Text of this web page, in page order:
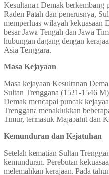
Kesultanan Demak berkembang
Raden Patah dan penerusnya,
memperluas wilayah kekuasaan
besar Jawa Tengah dan Jawa
hubungan dagang dengan
Asia Tenggara.
Masa Kejayaan
Masa kejayaan Kesultanan
Sultan Trenggana (1521-1546
Demak mencapai puncak
Trenggana menaklukkan
Timur, termasuk Majapahit dan
Kemunduran dan Kejatuhan
Setelah kematian Sultan
kemunduran. Perebutan
melemahkan kerajaan. Pada